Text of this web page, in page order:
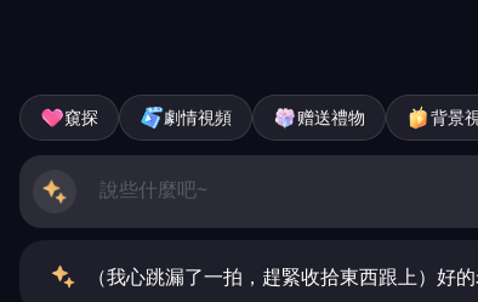
窺探 劇情視頻 赠送禮物 背景
（我心跳漏了一拍，趕緊收拾東西跟上）好